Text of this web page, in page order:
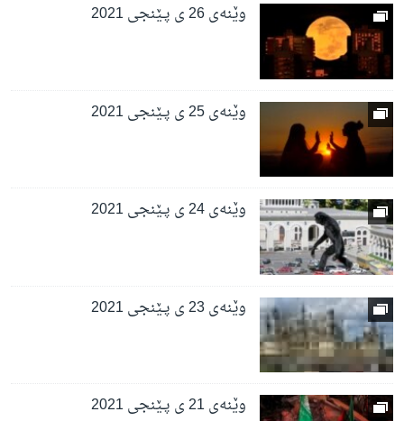
وێنەی 26 ی پـێنجی 2021
وێنەی 25 ی پـێنجی 2021
وێنەی 24 ی پـێنجی 2021
وێنەی 23 ی پـێنجی 2021
وێنەی 21 ی پـێنجی 2021